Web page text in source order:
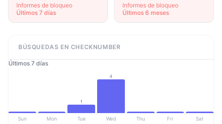
Informes de bloqueo
Últimos 7 días
Informes de bloqueo
Últimos 6 meses
BÚSQUEDAS EN CHECKNUMBER
Últimos 7 días
1
4
Sun Mon Tue Wed Thu Fri Sat